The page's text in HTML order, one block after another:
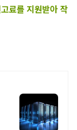
료를 지원받아 작